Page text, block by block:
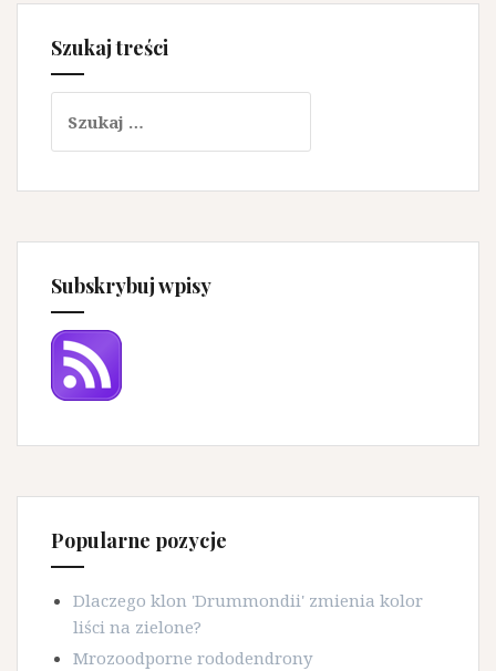
Szukaj treści
Subskrybuj wpisy
Popularne pozycje
Dlaczego klon 'Drummondii' zmienia kolor
liści na zielone?
Mrozoodporne rododendrony